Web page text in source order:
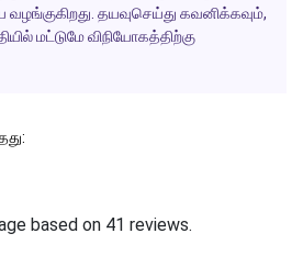
வழங்குகிறது. தயவுசெய்து கவனிக்கவும்,
மட்டுமே விநியோகத்திற்கு
based on 41 reviews.